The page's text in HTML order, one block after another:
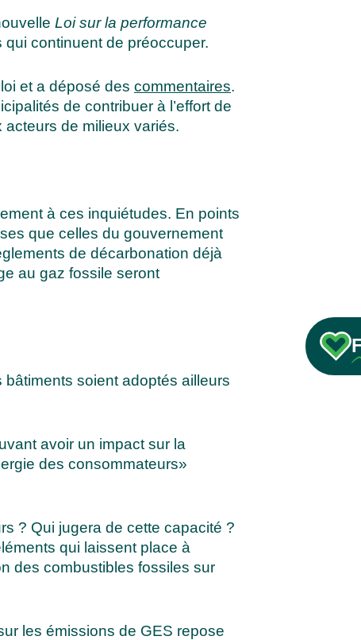
Loi sur la performance
continuent de préoccuper.
et a déposé des commentaires.
de contribuer à l’effort de
de milieux variés.
à ces inquiétudes. En points
que celles du gouvernement
de décarbonation déjà
au gaz fossile seront
soient adoptés ailleurs
avoir un impact sur la
des consommateurs»
? Qui jugera de cette capacité ?
qui laissent place à
des combustibles fossiles sur
les émissions de GES repose